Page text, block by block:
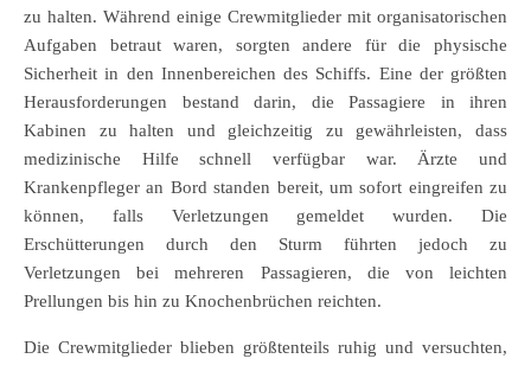
zu halten. Während einige Crewmitglieder mit organisatorischen
Aufgaben betraut waren, sorgten andere für die physische
Sicherheit in den Innenbereichen des Schiffs. Eine der größten
Herausforderungen bestand darin, die Passagiere in ihren
Kabinen zu halten und gleichzeitig zu gewährleisten, dass
medizinische Hilfe schnell verfügbar war. Ärzte und
Krankenpfleger an Bord standen bereit, um sofort eingreifen zu
können, falls Verletzungen gemeldet wurden. Die
Erschütterungen durch den Sturm führten jedoch zu
Verletzungen bei mehreren Passagieren, die von leichten
Prellungen bis hin zu Knochenbrüchen reichten.
Die Crewmitglieder blieben größtenteils ruhig und versuchten,